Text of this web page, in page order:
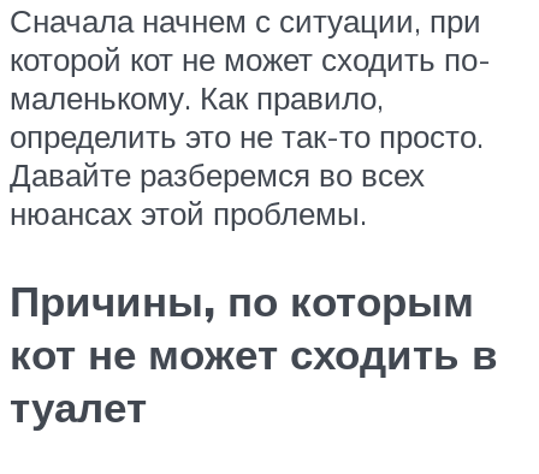
Сначала начнем с ситуации, при
которой кот не может сходить по-
маленькому. Как правило,
определить это не так-то просто.
Давайте разберемся во всех
нюансах этой проблемы.
Причины, по которым
кот не может сходить в
туалет